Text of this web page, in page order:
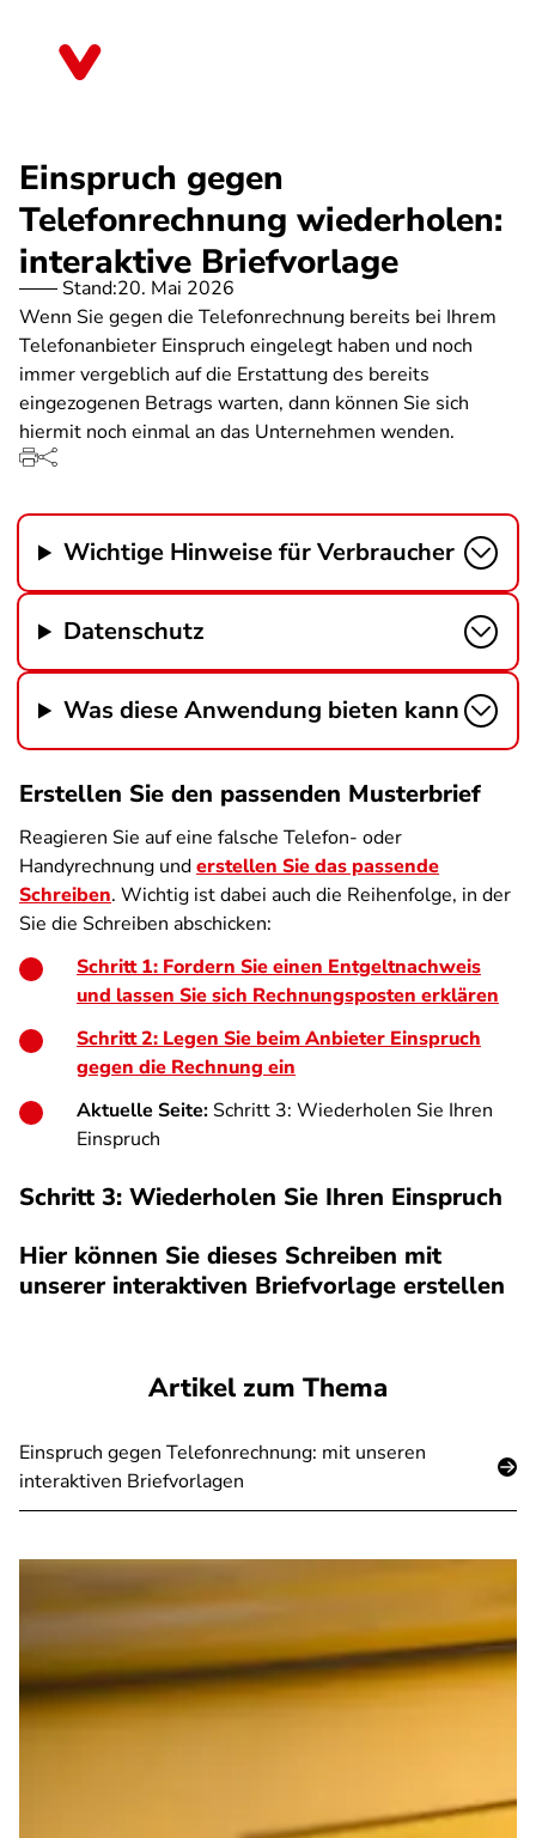
Einspruch gegen
Telefonrechnung wiederholen:
interaktive Briefvorlage
Stand:20. Mai 2026
Wenn Sie gegen die Telefonrechnung bereits bei Ihrem
Telefonanbieter Einspruch eingelegt haben und noch
immer vergeblich auf die Erstattung des bereits
eingezogenen Betrags warten, dann können Sie sich
hiermit noch einmal an das Unternehmen wenden.
Wichtige Hinweise für Verbraucher
Datenschutz
Was diese Anwendung bieten kann
Erstellen Sie den passenden Musterbrief
Reagieren Sie auf eine falsche Telefon- oder
Handyrechnung understellen Sie das passende
Schreiben. Wichtig ist dabei auch die Reihenfolge, in der
Sie die Schreiben abschicken:
Schritt 1: Fordern Sie einen Entgeltnachweis
und lassen Sie sich Rechnungsposten erklären
Schritt 2: Legen Sie beim Anbieter Einspruch
gegen die Rechnung ein
Aktuelle Seite: Schritt 3: Wiederholen Sie Ihren
Einspruch
Schritt 3: Wiederholen Sie Ihren Einspruch
Hier können Sie dieses Schreiben mit
unserer interaktiven Briefvorlage erstellen
Artikel zum Thema
Einspruch gegen Telefonrechnung: mit unseren
interaktiven Briefvorlagen